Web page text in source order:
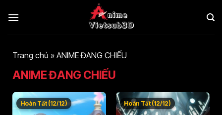
qua
Trang chủ » ANIME ĐANG CHIẾU
ANIME ĐANG CHIẾU
Hoàn Tất (12/12) Hoàn Tất (12/12)